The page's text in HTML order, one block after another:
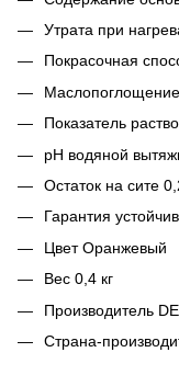
Утрата при
Покрасочная
Показатель
pH водяной
Остаток на сите
Гарантия
Цвет Оранжевый
Вес 0,4 кг
Производитель
Страна-